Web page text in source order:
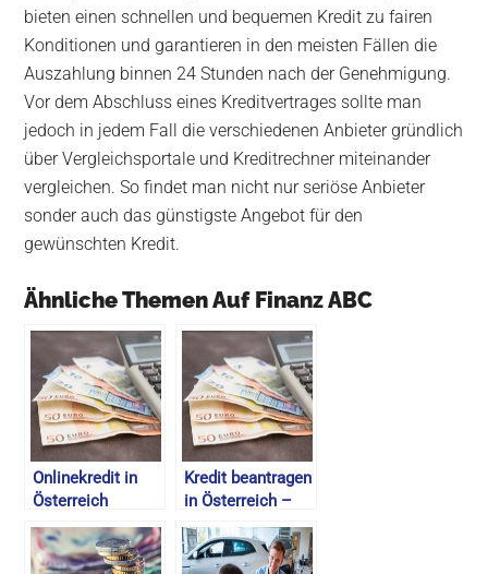
bieten einen schnellen und bequemen Kredit zu fairen
Konditionen und garantieren in den meisten Fällen die
Auszahlung binnen 24 Stunden nach der Genehmigung.
Vor dem Abschluss eines Kreditvertrages sollte man
jedoch in jedem Fall die verschiedenen Anbieter gründlich
über Vergleichsportale und Kreditrechner miteinander
vergleichen. So findet man nicht nur seriöse Anbieter
sonder auch das günstigste Angebot für den
gewünschten Kredit.
Ähnliche Themen Auf Finanz ABC
Onlinekredit in
Österreich
aufnehmen –
Kredit Angebote
vergleichen –
Kredit beantragen
in Österreich –
Online Kredit
Ablauf – August
2026